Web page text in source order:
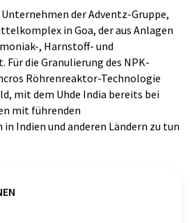
der Adventz-Gruppe,
in Goa, der aus Anlagen
, Harnstoff- und
die Granulierung des NPK-
Röhrenreaktor-Technologie
mit dem Uhde India bereits bei
mit führenden
Indien und anderen Ländern zu tun